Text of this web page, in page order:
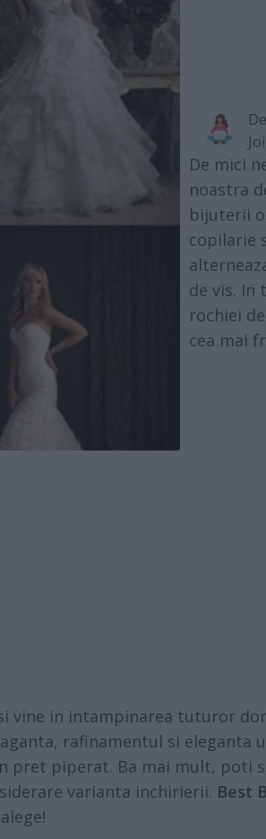
De
De mici
noastra
bijuterii o
copilarie
de vis. In
rochiei
cea mai
vine in intampinarea tuturor
rafinamentul si eleganta
pret piperat. Ba mai mult, poti
varianta inchirierii. Best